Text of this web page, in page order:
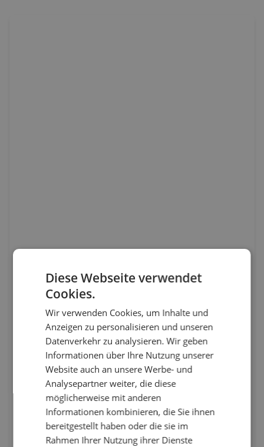
Diese Webseite verwendet
Cookies.
Wir verwenden Cookies, um Inhalte und
Anzeigen zu personalisieren und unseren
Datenverkehr zu analysieren. Wir geben
Informationen über Ihre Nutzung unserer
Website auch an unsere Werbe- und
Analysepartner weiter, die diese
möglicherweise mit anderen
Informationen kombinieren, die Sie ihnen
bereitgestellt haben oder die sie im
Rahmen Ihrer Nutzung ihrer Dienste